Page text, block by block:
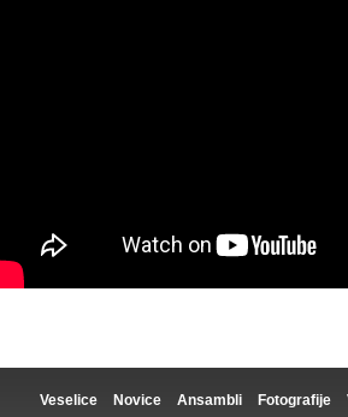
Veselice Novice Ansambli Fotografije